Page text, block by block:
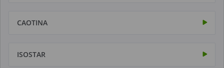
CAOTINA
ISOSTAR